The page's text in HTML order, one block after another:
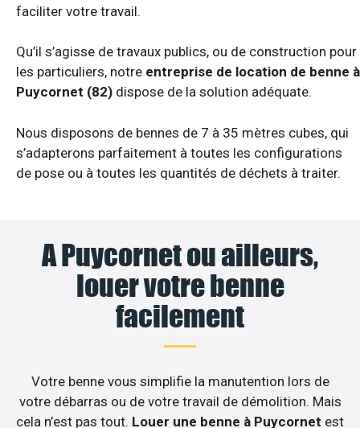
faciliter votre travail.
Qu’il s’agisse de travaux publics, ou de construction pour
les particuliers, notre entreprise de location de benne à
Puycornet (82) dispose de la solution adéquate.
Nous disposons de bennes de 7 à 35 mètres cubes, qui
s’adapterons parfaitement à toutes les configurations
de pose ou à toutes les quantités de déchets à traiter.
A Puycornet ou ailleurs,
louer votre benne
facilement
Votre benne vous simplifie la manutention lors de
votre débarras ou de votre travail de démolition. Mais
cela n’est pas tout. Louer une benne à Puycornet est